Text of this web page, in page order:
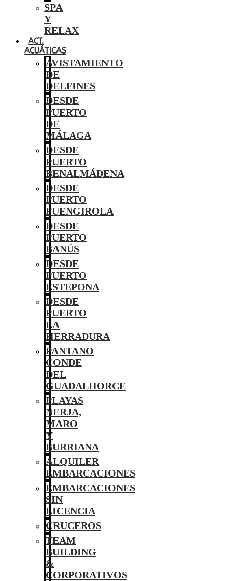
SPA
Y
RELAX
ACT.
ACUÁTICAS
AVISTAMIENTO
DE
DELFINES
DESDE
PUERTO
DE
MÁLAGA
DESDE
PUERTO
BENALMÁDENA
DESDE
PUERTO
FUENGIROLA
DESDE
PUERTO
BANÚS
DESDE
PUERTO
ESTEPONA
DESDE
PUERTO
LA
HERRADURA
PANTANO
CONDE
DEL
GUADALHORCE
PLAYAS
NERJA,
MARO
Y
BURRIANA
ALQUILER
EMBARCACIONES
EMBARCACIONES
SIN
LICENCIA
CRUCEROS
TEAM
BUILDING
&
CORPORATIVOS